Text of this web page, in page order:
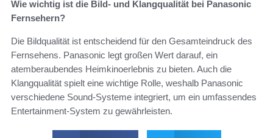
Wie wichtig ist die Bild- und Klangqualität bei Panasonic
Fernsehern?
Die Bildqualität ist entscheidend für den Gesamteindruck des
Fernsehens. Panasonic legt großen Wert darauf, ein
atemberaubendes Heimkinoerlebnis zu bieten. Auch die
Klangqualität spielt eine wichtige Rolle, weshalb Panasonic
verschiedene Sound-Systeme integriert, um ein umfassendes
Entertainment-System zu gewährleisten.